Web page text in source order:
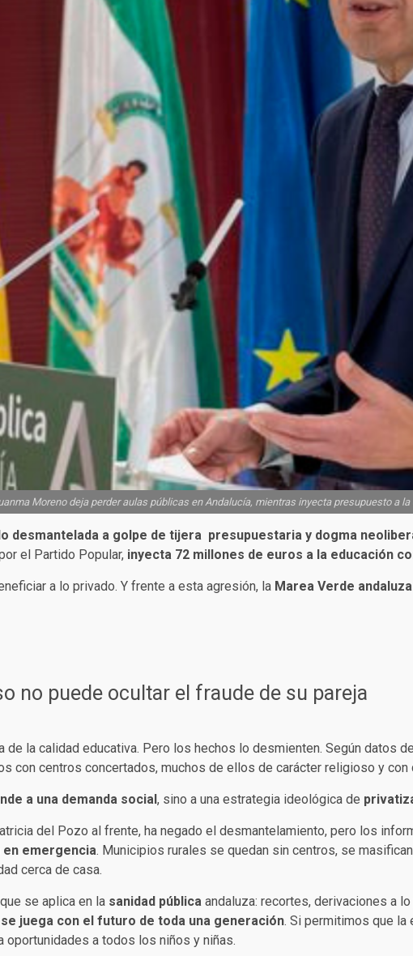
Moreno deja perder aulas públicas en Andalucía, mientras inyecta presupuesto a
desmantelada a golpe de tijera presupuestaria y dogma
el Partido Popular, inyecta 72 millones de euros a la educación
a lo privado. Y frente a esta agresión, la Marea Verde andaluza
no puede ocultar el fraude de su pareja
la calidad educativa. Pero los hechos lo desmienten. Según datos de
con centros concertados, muchos de ellos de carácter religioso y
a una demanda social, sino a una estrategia ideológica de
del Pozo al frente, ha negado el desmantelamiento, pero los
en emergencia. Municipios rurales se quedan sin centros, se
cerca de casa.
se aplica en la sanidad pública andaluza: recortes, derivaciones a
se juega con el futuro de toda una generación. Si permitimos que la
a todos los niños y niñas.